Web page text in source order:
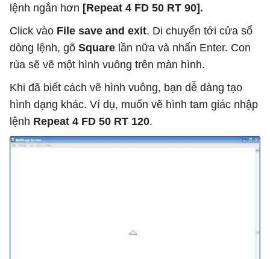
lệnh ngắn hơn [Repeat 4 FD 50 RT 90].
Click vào File save and exit. Di chuyển tới cửa sổ
dòng lệnh, gõ Square lần nữa và nhấn Enter. Con
rùa sẽ vẽ một hình vuông trên màn hình.
Khi đã biết cách vẽ hình vuông, bạn dễ dàng tạo
hình dạng khác. Ví dụ, muốn vẽ hình tam giác nhập
lệnh Repeat 4 FD 50 RT 120.